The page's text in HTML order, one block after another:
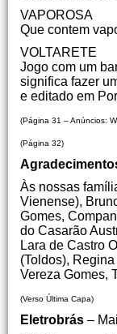
VAPOROSA
Que contem
VOLTARETE
Jogo com um
significa fazer
e editado em
(Página 31 – Anúncios:
(Página 32)
Às nossas
Vienense),
Gomes,
do Casarão
Lara de Castro
(Toldos),
Vereza Gomes,
(Verso Última Capa)
Eletrobrás –